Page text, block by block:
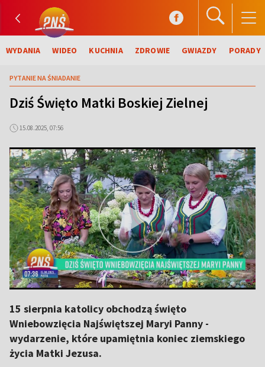
WYDANIA WIDEO KUCHNIA ZDROWIE GWIAZDY PORADY
PYTANIE NA ŚNIADANIE
Dziś Święto Matki Boskiej Zielnej
15.08.2025, 07:56
15 sierpnia katolicy obchodzą święto
Wniebowzięcia Najświętszej Maryi Panny -
wydarzenie, które upamiętnia koniec ziemskiego
życia Matki Jezusa.